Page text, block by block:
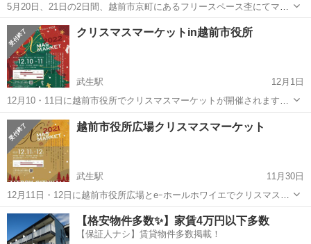
5月20日、21日の2日間、越前市京町にあるフリースペース杢にてマル
シェを開きます。レディース用トップス、パンツ、ワンピース、スカ
ートなど。しかも未使用品多数！！10〜20代の方に特にオススメで
す。 価格は300円〜1000...
福井 越前市 たけふ新駅 フリーマーケット マルシェ
クリスマスマーケットin越前市役所
武生駅
12月1日
12月10・11日に越前市役所でクリスマスマーケットが開催されます。
盛りだくさんの催しが市役所の中で完結するイベントです。 ミニライ
ブやキッチンカーも来ます。 ・クラフトマーケット10時~20時 ・キッ
チンカー10時~20...
福井 越前市 武生駅 フリーマーケット
クリスマスマーケット
越前市役所広場クリスマスマーケット
武生駅
11月30日
12月11日・12日に越前市役所広場とeｰホールホワイエでクリスマスマ
ーケットを開催します。 2日間のライブ演奏とキッチンカーも集合！
クラフトマーケットのほか占いコーナーなど出店も盛りだくさんで
す。 暖かくしてお出かけくだ...
福井 越前市 武生駅 フリーマーケット
クリスマスマーケット
【格安物件多数✨】家賃4万円以下多数
【保証人ナシ】賃貸物件多数掲載！